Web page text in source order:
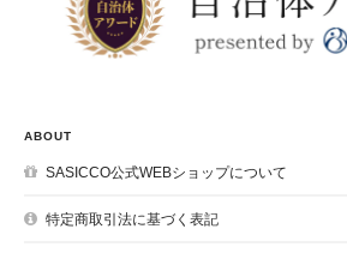
ABOUT
SASICCO公式WEBショップについて
特定商取引法に基づく表記